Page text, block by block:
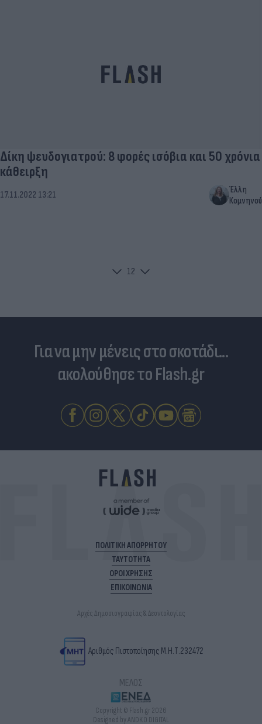
Δίκη ψευδογιατρού: 8 φορές ισόβια και 50 χρόνια
κάθειρξη
17.11.2022 13:21
Έλλη
Κομνηνού
12
Για να μην μένεις στο σκοτάδι...
ακολούθησε το Flash.gr
ΠΟΛΙΤΙΚΗ ΑΠΟΡΡΗΤΟΥ
ΤΑΥΤΟΤΗΤΑ
ΟΡΟΙ ΧΡΗΣΗΣ
ΕΠΙΚΟΙΝΩΝΙΑ
Αρχές Δημοσιογραφίας & Δεοντολογίας
Αριθμός Πιστοποίησης Μ.Η.Τ.232472
ΜΕΛΟΣ
Copyright © Flash.gr 2026
Designed by ANDKO DIGITAL